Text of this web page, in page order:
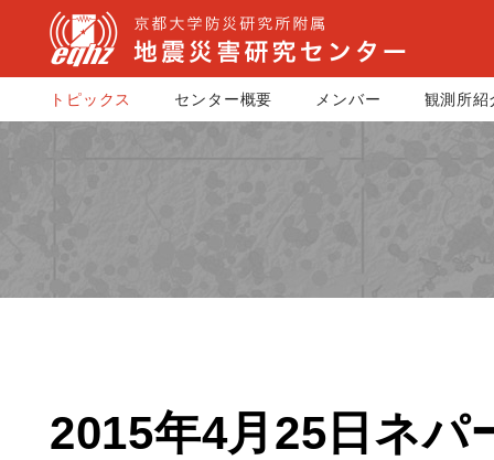
トピックス センター概要 メンバー 観測所紹
2015年4月25日ネパ